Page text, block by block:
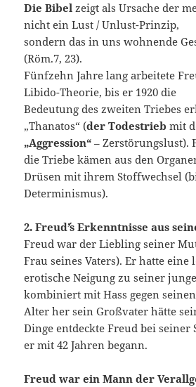
Die Bibel zeigt als Ursache der
nicht ein Lust / Unlust-Prinzip,
sondern das in uns wohnende
(Röm.7, 23).
Fünfzehn Jahre lang arbeitete
Libido-Theorie, bis er 1920 die
Bedeutung des zweiten Triebes
„Thanatos“ (der Todestrieb mit
„Aggression“ – Zerstörungslust).
die Triebe kämen aus den
Drüsen mit ihrem Stoffwechsel
Determinismus).
2. Freud´’s Erkenntnisse aus
Freud war der Liebling seiner
Frau seines Vaters). Er hatte eine
erotische Neigung zu seiner
kombiniert mit Hass gegen
Alter her sein Großvater hätte
Dinge entdeckte Freud bei seiner
er mit 42 Jahren begann.
Freud war ein Mann der